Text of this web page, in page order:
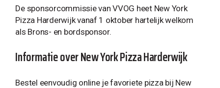
De sponsorcommissie van VVOG heet New York
Pizza Harderwijk vanaf 1 oktober hartelijk welkom
als Brons- en bordsponsor.
Informatie over New York Pizza Harderwijk
Bestel eenvoudig online je favoriete pizza bij New